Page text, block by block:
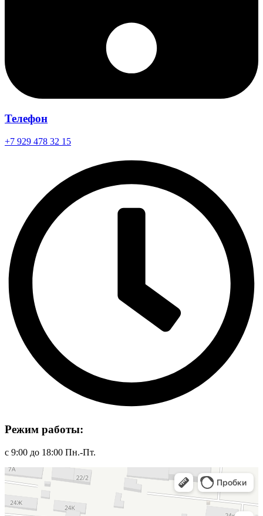
Телефон
+7 929 478 32 15
Режим работы:
с 9:00 до 18:00 Пн.-Пт.